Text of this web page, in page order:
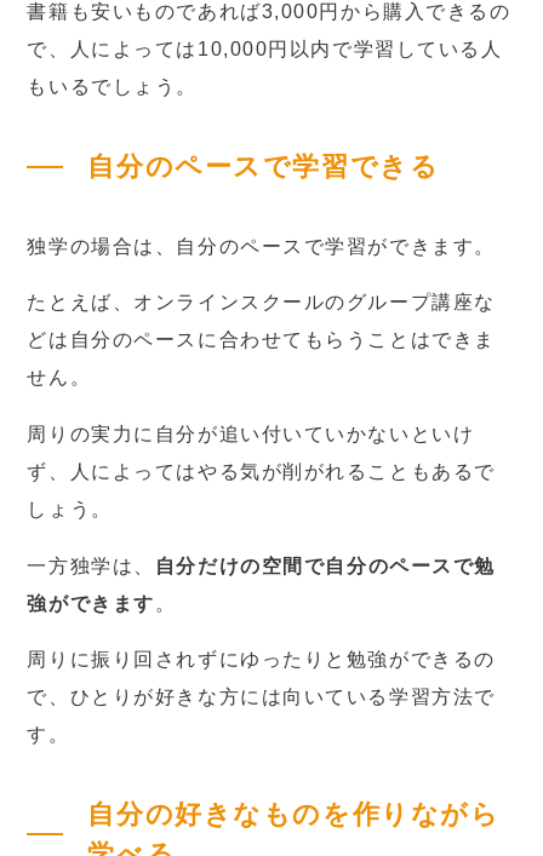
書籍も安いものであれば3,000円から購入できるの
で、人によっては10,000円以内で学習している人
もいるでしょう。
自分のペースで学習できる
独学の場合は、自分のペースで学習ができます。
たとえば、オンラインスクールのグループ講座な
どは自分のペースに合わせてもらうことはできま
せん。
周りの実力に自分が追い付いていかないといけ
ず、人によってはやる気が削がれることもあるで
しょう。
一方独学は、
自分だけの空間で自分のペースで勉
強ができます 。
周りに振り回されずにゆったりと勉強ができるの
で、ひとりが好きな方には向いている学習方法で
す。
自分の好きなものを作りながら